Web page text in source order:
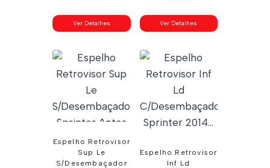
Ver Detalhes Ver Detalhes
Espelho Retrovisor
Sup Le
S/Desembaçador
Espelho Retrovisor
Inf Ld